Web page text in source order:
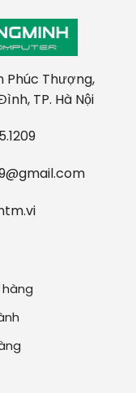
Phúc Thượng,
TP. Hà Nội
hàng